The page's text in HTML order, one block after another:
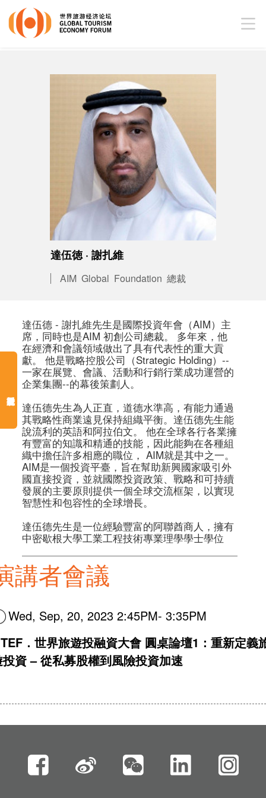
達伍徳 · 謝扎維
AIM Global Foundation 總裁
達伍德 - 謝扎維先生是國際投資年會（AIM）主
席，同時也是AIM 初創公司總裁。 多年來，他
在經濟和會議領域做出了具有代表性的重大貢
獻。 他是戰略控股公司（Strategic Holding）--
一家在展覽、會議、活動和行銷行業成功運營的
企業集團--的幕後策劃人。
達伍德先生為人正直，道德水準高，有能力通過
其戰略性商業遠見保持組織平衡。達伍德先生能
說流利的英語和阿拉伯文。 他在全球各行各業擁
有豐富的知識和精通的技能，因此能夠在各種組
織中擔任許多相應的職位， AIM就是其中之一。
AIM是一個投資平臺，旨在幫助新興國家吸引外
國直接投資，並就國際投資政策、戰略和可持續
發展的主要原則提供一個全球交流框架，以實現
智慧性和包容性的全球增長。
達伍德先生是一位經驗豐富的阿聯酋商人，擁有
中密歇根大學工業工程技術專業理學學士學位
講者會議
Wed, Sep, 20, 2023 2:45PM- 3:35PM
．世界旅遊投融資大會 圓桌論壇1：重新定義
資 – 從私募股權到風險投資加速